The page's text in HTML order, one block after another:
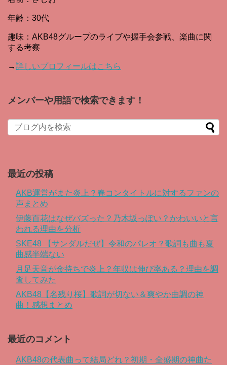
年齢：30代
趣味：AKB48グループのライブや握手会参戦、楽曲に関
する考察
→詳しいプロフィールはこちら
メンバーや用語で検索できます！
最近の投稿
AKB運営がまた炎上？春コンタイトルに対するファンの
声まとめ
伊藤百花はなぜバズった？乃木坂っぽい？かわいいと言
われる理由を分析
SKE48 【サンダルだぜ】令和のパレオ？歌詞も曲も夏
曲感半端ない
月足天音が金持ちで炎上？年収は伸び率ある？理由を調
査してみた
AKB48【名残り桜】歌詞が切ない＆爽やか曲調の神
曲！感想まとめ
最近のコメント
AKB48の代表曲って結局どれ？初期・全盛期の神曲た